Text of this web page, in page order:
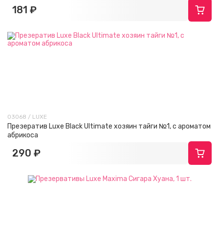
181 ₽
03068 / LUXE
Презератив Luxe Black Ultimate хозяин тайги №1, с ароматом
абрикоса
290 ₽